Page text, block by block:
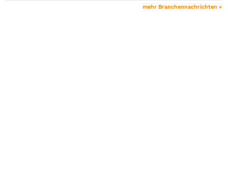
mehr Branchennachrichten »